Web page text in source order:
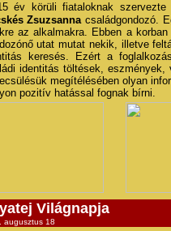
év körüli fiataloknak
Zsuzsannacsaládgondozó.
az alkalmakra. Ebben a
utat mutat nekik, illetve
keresés. Ezért a
identitás töltések, eszmények,
megítélésében olyan
pozitív hatással fognak bírni.
Világnapja
augusztus 18